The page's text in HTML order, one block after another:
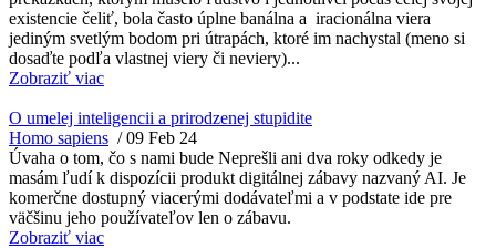
existencie čeliť, bola často úplne banálna a iracionálna viera
jediným svetlým bodom pri útrapách, ktoré im nachystal (meno si
dosaďte podľa vlastnej viery či neviery)...
Zobraziť viac
O umelej inteligencii a prirodzenej stupidite
Homo sapiens /09 Feb 24
Úvaha o tom, čo s nami bude Neprešli ani dva roky odkedy je
masám ľudí k dispozícii produkt digitálnej zábavy nazvaný AI. Je
komerčne dostupný viacerými dodávateľmi a v podstate ide pre
väčšinu jeho používateľov len o zábavu.
Zobraziť viac